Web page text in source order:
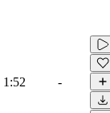
1:52 -